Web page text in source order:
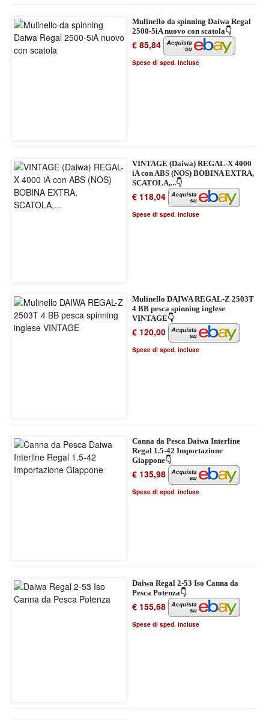
Mulinello da spinning Daiwa Regal
2500-5iA nuovo con scatola👇
€ 85,84
Spese di sped. incluse
VINTAGE (Daiwa) REGAL-X 4000
iA con ABS (NOS) BOBINA EXTRA,
SCATOLA,...👇
€ 118,04
Spese di sped. incluse
Mulinello DAIWA REGAL-Z 2503T
4 BB pesca spinning inglese
VINTAGE👇
€ 120,00
Spese di sped. incluse
Canna da Pesca Daiwa Interline
Regal 1.5-42 Importazione
Giappone👇
€ 135,98
Spese di sped. incluse
Daiwa Regal 2-53 Iso Canna da
Pesca Potenza👇
€ 155,68
Spese di sped. incluse